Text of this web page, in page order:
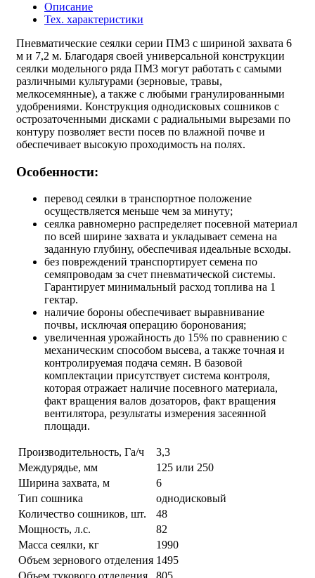
Описание
Тех. характеристики
Пневматические сеялки серии ПМ3 с шириной захвата 6
м и 7,2 м. Благодаря своей универсальной конструкции
сеялки модельного ряда ПМ3 могут работать с самыми
различными культурами (зерновые, травы,
мелкосемянные), а также с любыми гранулированными
удобрениями. Конструкция однодисковых сошников с
острозаточенными дисками с радиальными вырезами по
контуру позволяет вести посев по влажной почве и
обеспечивает высокую проходимость на полях.
Особенности:
перевод сеялки в транспортное положение
осуществляется меньше чем за минуту;
сеялка равномерно распределяет посевной материал
по всей ширине захвата и укладывает семена на
заданную глубину, обеспечивая идеальные всходы.
без повреждений транспортирует семена по
семяпроводам за счет пневматической системы.
Гарантирует минимальный расход топлива на 1
гектар.
наличие бороны обеспечивает выравнивание
почвы, исключая операцию боронования;
увеличенная урожайность до 15% по сравнению с
механическим способом высева, а также точная и
контролируемая подача семян. В базовой
комплектации присутствует система контроля,
которая отражает наличие посевного материала,
факт вращения валов дозаторов, факт вращения
вентилятора, результаты измерения засеянной
площади.
Производительность, Га/ч
3,3
Междурядье, мм
125 или 250
Ширина захвата, м
6
Тип сошника
однодисковый
Количество сошников, шт.
48
Мощность, л.с.
82
Масса сеялки, кг
1990
Объем зернового отделения 1495